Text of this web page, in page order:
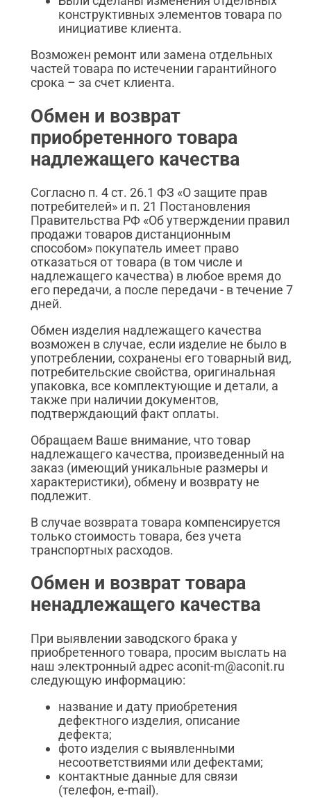
конструктивных элементов товара по
инициативе клиента.
Возможен ремонт или замена отдельных
частей товара по истечении гарантийного
срока – за счет клиента.
Обмен и возврат
приобретенного товара
надлежащего качества
Согласно п. 4 ст. 26.1 ФЗ «О защите прав
потребителей» и п. 21 Постановления
Правительства РФ «Об утверждении правил
продажи товаров дистанционным
способом» покупатель имеет право
отказаться от товара (в том числе и
надлежащего качества) в любое время до
его передачи, а после передачи - в течение 7
дней.
Обмен изделия надлежащего качества
возможен в случае, если изделие не было в
употреблении, сохранены его товарный вид,
потребительские свойства, оригинальная
упаковка, все комплектующие и детали, а
также при наличии документов,
подтверждающий факт оплаты.
Обращаем Ваше внимание, что товар
надлежащего качества, произведенный на
заказ (имеющий уникальные размеры и
характеристики), обмену и возврату не
подлежит.
В случае возврата товара компенсируется
только стоимость товара, без учета
транспортных расходов.
Обмен и возврат товара
ненадлежащего качества
При выявлении заводского брака у
приобретенного товара, просим выслать на
наш электронный адрес aconit-m@aconit.ru
следующую информацию:
название и дату приобретения
дефектного изделия, описание
дефекта;
фото изделия с выявленными
несоответствиями или дефектами;
контактные данные для связи
(телефон, e-mail).